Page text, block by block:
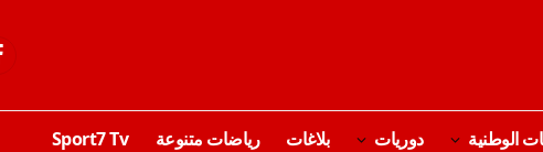
الوطنية دوريات بلاغات رياضات متنوعة Sport7 Tv